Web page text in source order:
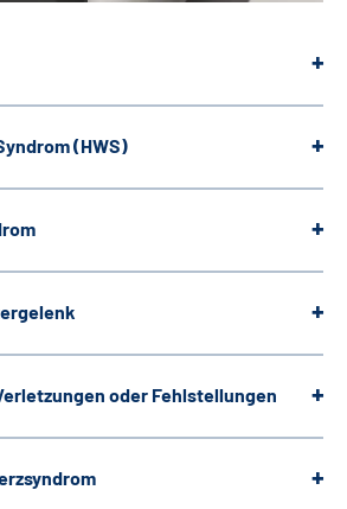
(HWS)
oder Fehlstellungen